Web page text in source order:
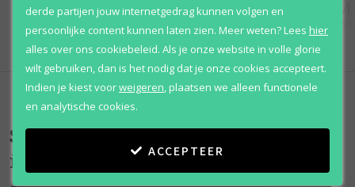
Scherpe aanbiedingen
in je mailbox
derde partijen jouw internetgedrag kunnen volgen en
persoonlijke content kunnen laten zien. Meer weten?Lees hier
alles over ons cookiebeleid. Als je onze website in volle glorie
wilt gebruiken, dan is het nodig dat je onze cookies accepteert.
Indien je kiest voorweigeren plaatsen we alleen functionele
en analytische cookies.
ACCEPTEER